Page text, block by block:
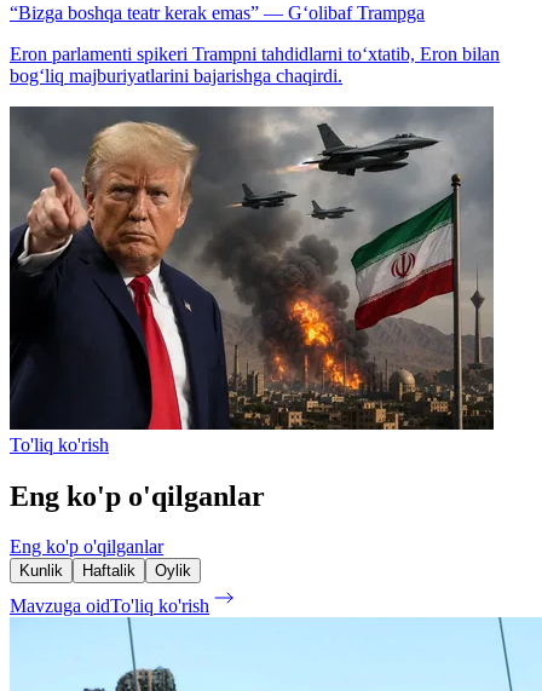
“Bizga boshqa teatr kerak emas” — G‘olibaf Trampga
Eron parlamenti spikeri Trampni tahdidlarni to‘xtatib, Eron bilan
bog‘liq majburiyatlarini bajarishga chaqirdi.
To'liq ko'rish
Eng ko'p o'qilganlar
Eng ko'p o'qilganlar
Kunlik Haftalik Oylik
Mavzuga oidTo'liq ko'rish